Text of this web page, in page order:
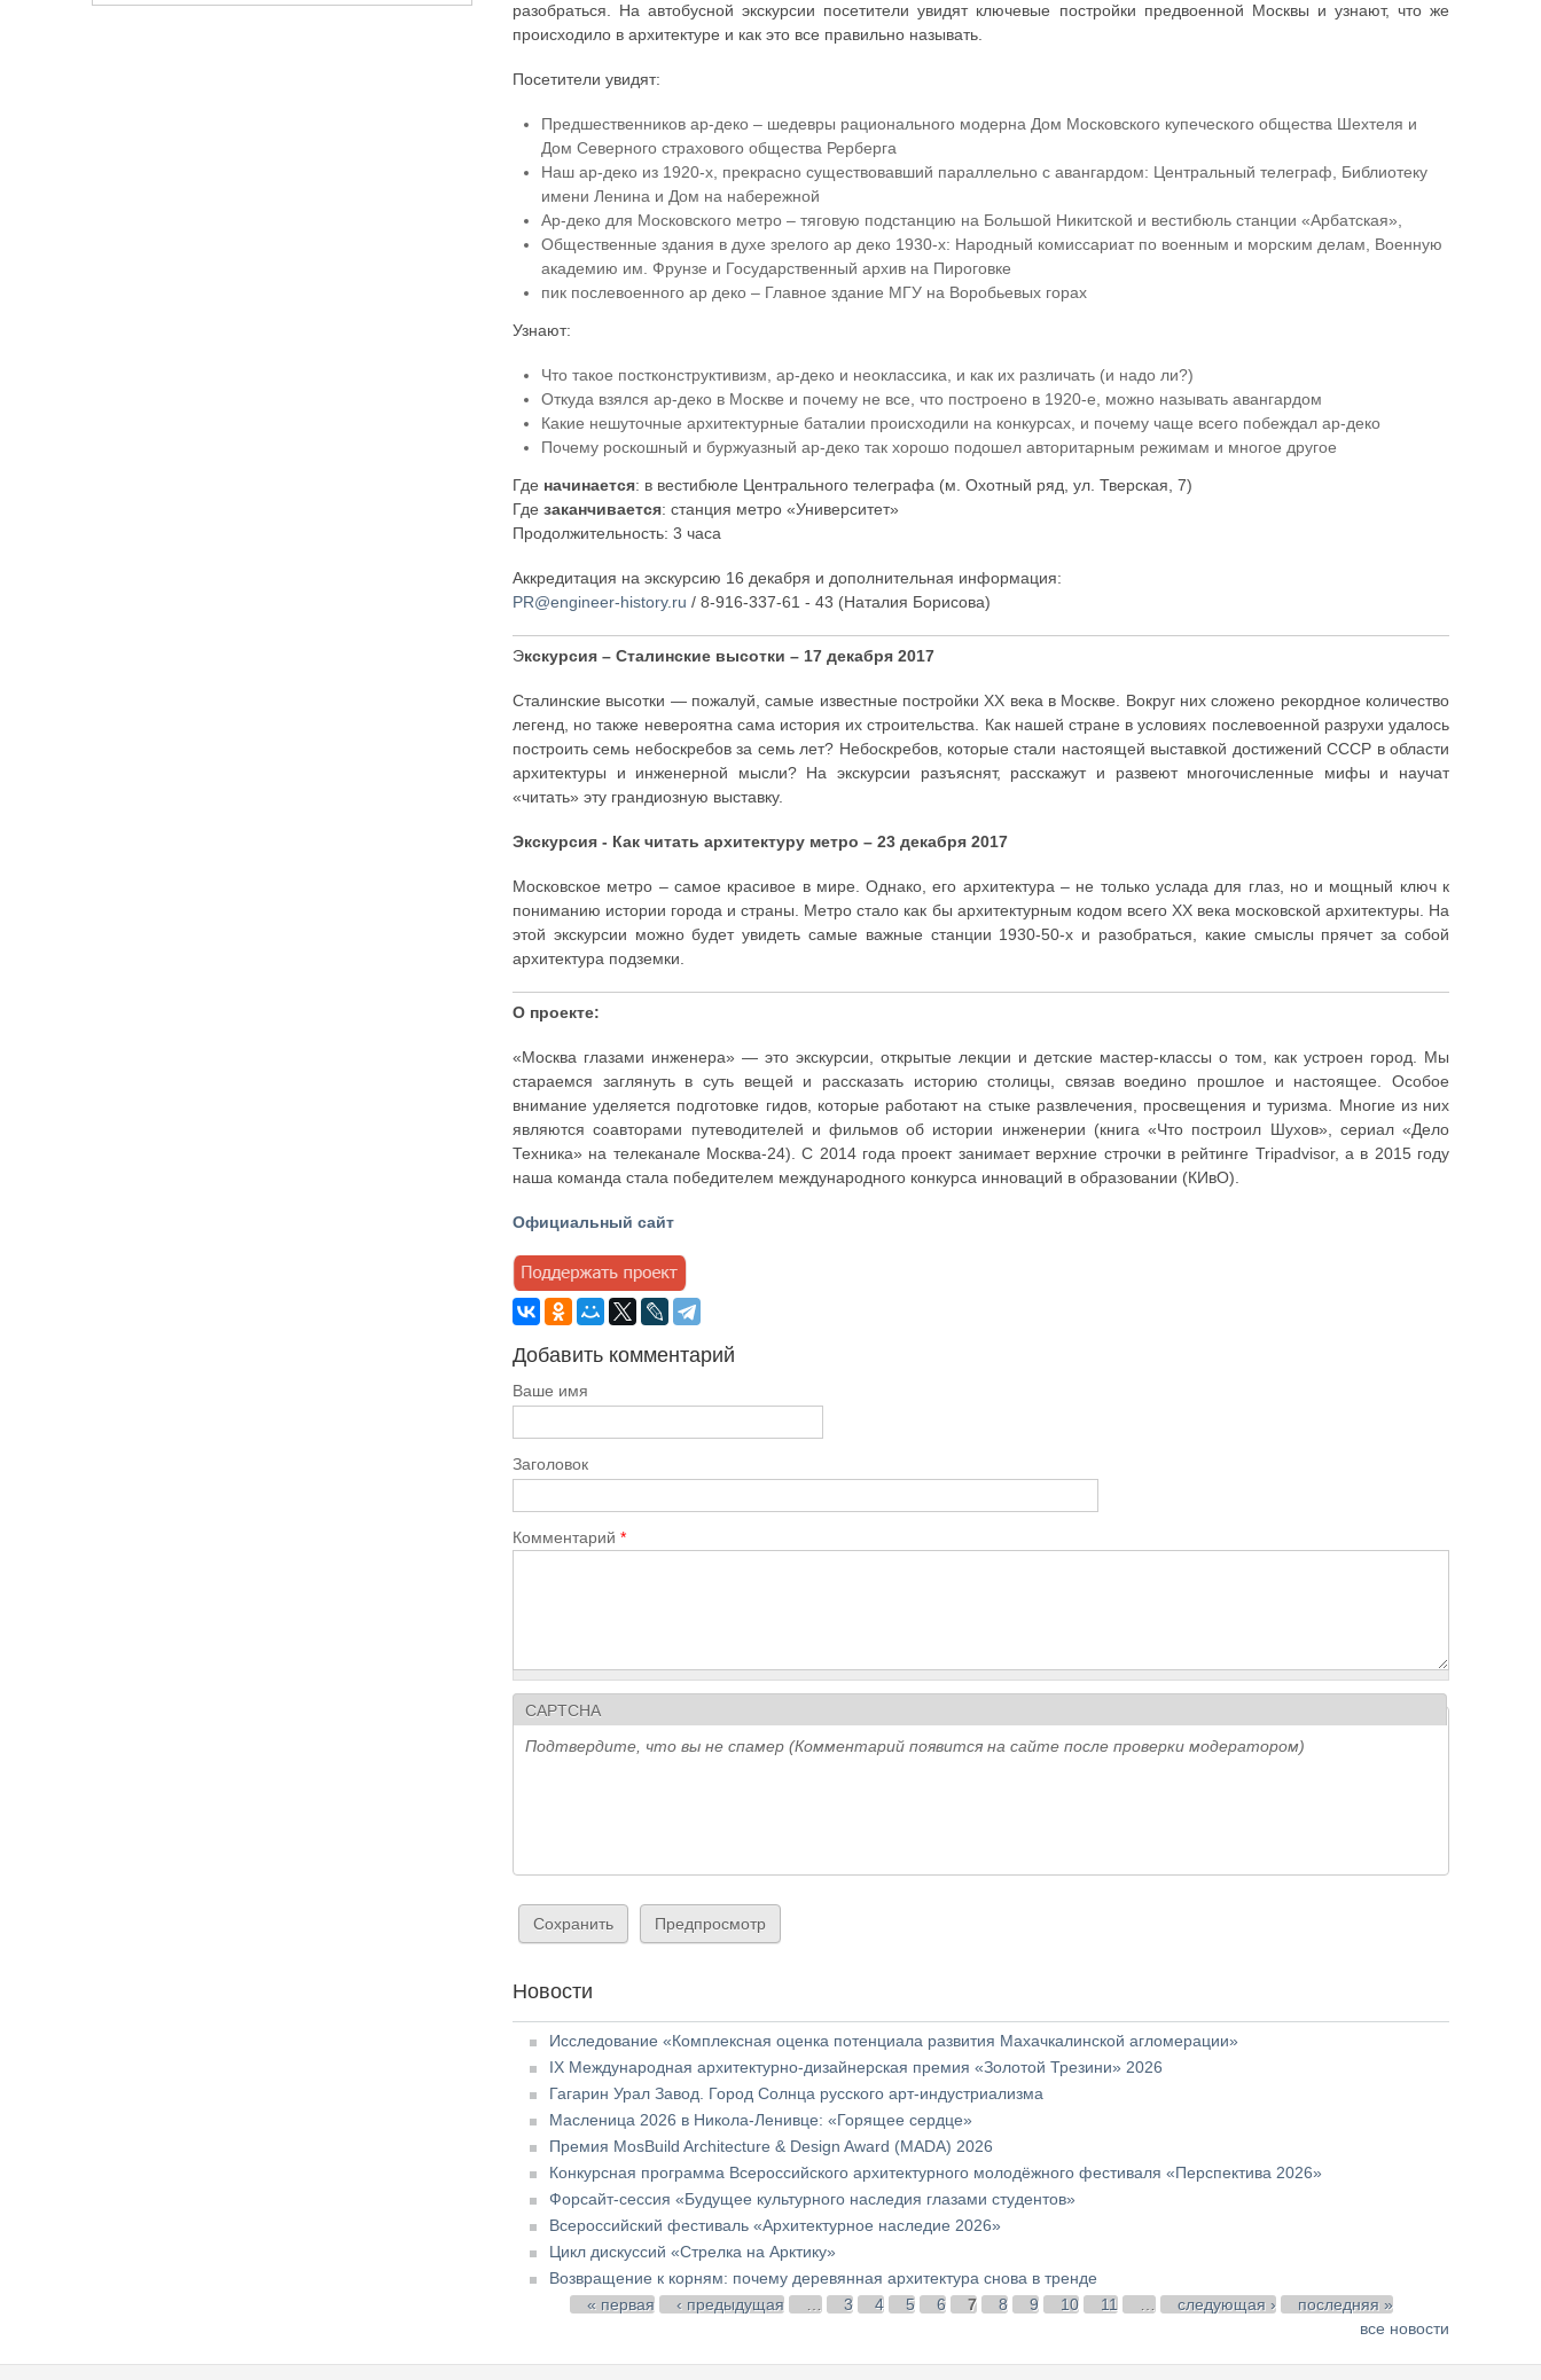
разобраться. На автобусной экскурсии посетители увидят ключевые постройки предвоенной Москвы и узнают, что же
происходило в архитектуре и как это все правильно называть.
Посетители увидят:
Предшественников ар-деко – шедевры рационального модерна Дом Московского купеческого общества Шехтеля и
Дом Северного страхового общества Рерберга
Наш ар-деко из 1920-х, прекрасно существовавший параллельно с авангардом: Центральный телеграф, Библиотеку
имени Ленина и Дом на набережной
Ар-деко для Московского метро – тяговую подстанцию на Большой Никитской и вестибюль станции «Арбатская»,
Общественные здания в духе зрелого ар деко 1930-х: Народный комиссариат по военным и морским делам, Военную
академию им. Фрунзе и Государственный архив на Пироговке
пик послевоенного ар деко – Главное здание МГУ на Воробьевых горах
Узнают:
Что такое постконструктивизм, ар-деко и неоклассика, и как их различать (и надо ли?)
Откуда взялся ар-деко в Москве и почему не все, что построено в 1920-е, можно называть авангардом
Какие нешуточные архитектурные баталии происходили на конкурсах, и почему чаще всего побеждал ар-деко
Почему роскошный и буржуазный ар-деко так хорошо подошел авторитарным режимам и многое другое
Где начинается: в вестибюле Центрального телеграфа (м. Охотный ряд, ул. Тверская, 7)
Гдезаканчивается: станция метро «Университет»
Продолжительность: 3 часа
Аккредитация на экскурсию 16 декабря и дополнительная информация:
PR@engineer-history.ru / 8-916-337-61 - 43 (Наталия Борисова)
Экскурсия – Сталинские высотки – 17 декабря 2017
Сталинские высотки — пожалуй, самые известные постройки XX века в Москве. Вокруг них сложено рекордное количество
легенд, но также невероятна сама история их строительства. Как нашей стране в условиях послевоенной разрухи удалось
построить семь небоскребов за семь лет? Небоскребов, которые стали настоящей выставкой достижений СССР в области
архитектуры и инженерной мысли? На экскурсии разъяснят, расскажут и развеют многочисленные мифы и научат
«читать» эту грандиозную выставку.
Экскурсия - Как читать архитектуру метро – 23 декабря 2017
Московское метро – самое красивое в мире. Однако, его архитектура – не только услада для глаз, но и мощный ключ к
пониманию истории города и страны. Метро стало как бы архитектурным кодом всего XX века московской архитектуры. На
этой экскурсии можно будет увидеть самые важные станции 1930-50-х и разобраться, какие смыслы прячет за собой
архитектура подземки.
О проекте:
«Москва глазами инженера» — это экскурсии, открытые лекции и детские мастер-классы о том, как устроен город. Мы
стараемся заглянуть в суть вещей и рассказать историю столицы, связав воедино прошлое и настоящее. Особое
внимание уделяется подготовке гидов, которые работают на стыке развлечения, просвещения и туризма. Многие из них
являются соавторами путеводителей и фильмов об истории инженерии (книга «Что построил Шухов», сериал «Дело
Техника» на телеканале Москва-24). С 2014 года проект занимает верхние строчки в рейтинге Tripadvisor, а в 2015 году
наша команда стала победителем международного конкурса инноваций в образовании (КИвО).
Официальный сайт
Добавить комментарий
Ваше имя
Заголовок
Комментарий*
CAPTCHA
Подтвердите, что вы не спамер (Комментарий появится на сайте после проверки модератором)
Новости
Исследование «Комплексная оценка потенциала развития Махачкалинской агломерации»
IX Международная архитектурно-дизайнерская премия «Золотой Трезини» 2026
Гагарин Урал Завод. Город Солнца русского арт-индустриализма
Масленица 2026 в Никола-Ленивце: «Горящее сердце»
Премия MosBuild Architecture & Design Award (MADA) 2026
Конкурсная программа Всероссийского архитектурного молодёжного фестиваля «Перспектива 2026»
Форсайт-сессия «Будущее культурного наследия глазами студентов»
Всероссийский фестиваль «Архитектурное наследие 2026»
Цикл дискуссий «Стрелка на Арктику»
Возвращение к корням: почему деревянная архитектура снова в тренде
Страницы« первая ‹ предыдущая 3 4 5 6 7 8 9 10 11 следующая ›
последняя »
все новости